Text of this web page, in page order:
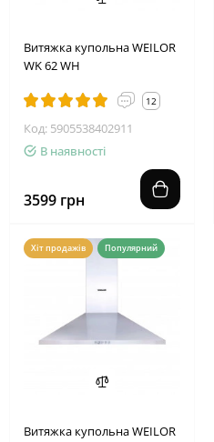
Витяжка купольна WEILOR
WK 62 WH
12
Код: 5905538402911
В наявності
3599 грн
Хіт продажів Популярний
Витяжка купольна WEILOR